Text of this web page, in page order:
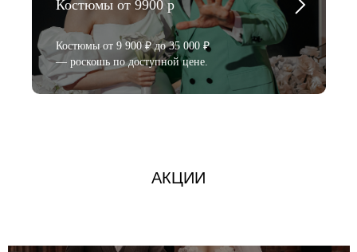
Костюмы от 9900 р
Костюмы от 9 900 ₽ до 35 000 ₽
— роскошь по доступной цене.
АКЦИИ